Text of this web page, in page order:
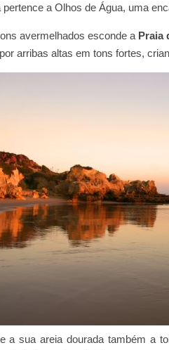
pertence a Olhos de Água, uma
avermelhados esconde a Praia
arribas altas em tons fortes,
a sua areia dourada também a